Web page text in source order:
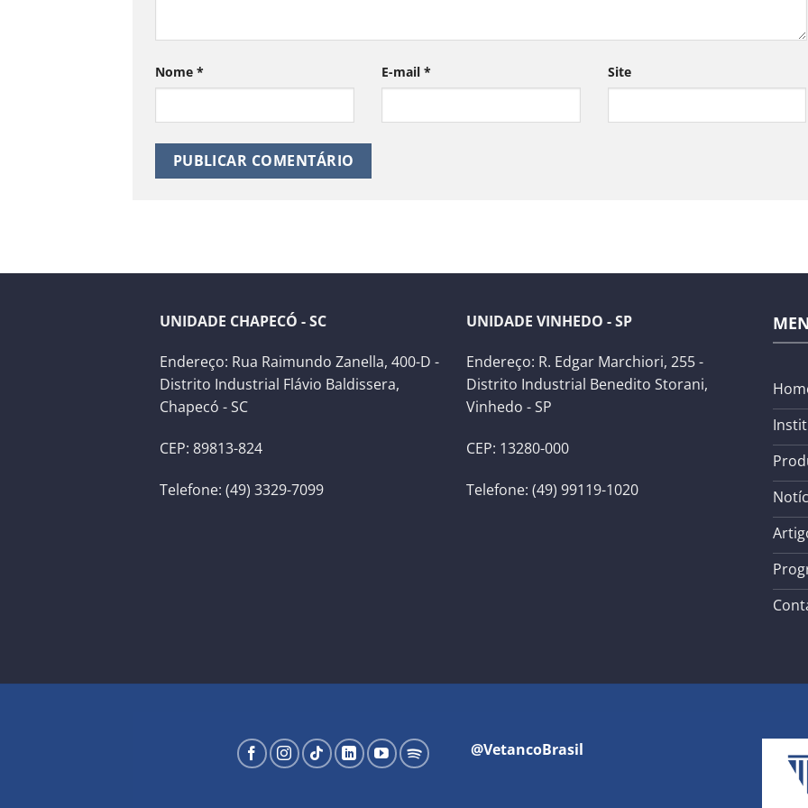
Nome * E-mail * Site
UNIDADE CHAPECÓ - SC
Endereço: Rua Raimundo Zanella, 400-D -
Distrito Industrial Flávio Baldissera,
Chapecó - SC
CEP: 89813-824
Telefone: (49) 3329-7099
UNIDADE VINHEDO - SP
Endereço: R. Edgar Marchiori, 255 -
Distrito Industrial Benedito Storani,
Vinhedo - SP
CEP: 13280-000
Telefone: (49) 99119-1020
@VetancoBrasil